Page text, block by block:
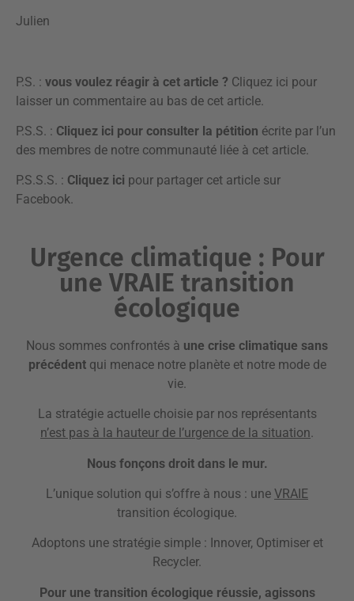
Julien
P.S. : vous voulez réagir à cet article ? Cliquez ici pour
laisser un commentaire au bas de cet article.
P.S.S. : Cliquez ici pour consulter la pétition écrite par l’un
des membres de notre communauté liée à cet article.
P.S.S.S. : Cliquez ici pour partager cet article sur
Facebook.
Urgence climatique : Pour
une VRAIE transition
écologique
Nous sommes confrontés à une crise climatique sans
précédentqui menace notre planète et notre mode de
vie.
La stratégie actuelle choisie par nos représentants
n’est pas à la hauteur de l’urgence de la situation.
Nous fonçons droit dans le mur.
L’unique solution qui s’offre à nous : une VRAIE
transition écologique.
Adoptons une stratégie simple : Innover, Optimiser et
Recycler.
Pour une transition écologique réussie, agissons